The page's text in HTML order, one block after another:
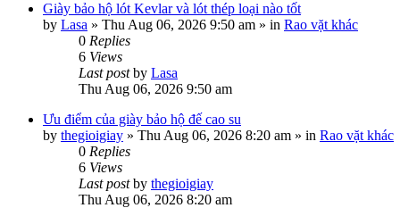
Giày bảo hộ lót Kevlar và lót thép loại nào tốt
by Lasa » Thu Aug 06, 2026 9:50 am » in Rao vặt khác
0 Replies
6 Views
Last postby Lasa
Thu Aug 06, 2026 9:50 am
Ưu điểm của giày bảo hộ đế cao su
by thegioigiay » Thu Aug 06, 2026 8:20 am » in Rao vặt khác
0 Replies
6 Views
Last postby thegioigiay
Thu Aug 06, 2026 8:20 am